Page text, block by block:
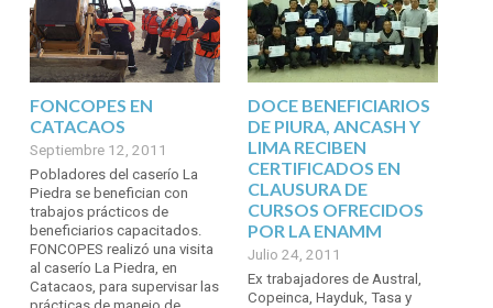
FONCOPES EN
CATACAOS
Septiembre 12, 2011
Pobladores del caserío La
Piedra se benefician con
trabajos prácticos de
beneficiarios capacitados.
FONCOPES realizó una visita
al caserío La Piedra, en
Catacaos, para supervisar las
DOCE BENEFICIARIOS
DE PIURA, ANCASH Y
LIMA RECIBEN
CERTIFICADOS EN
CLAUSURA DE
CURSOS OFRECIDOS
POR LA ENAMM
Julio 24, 2011
Ex trabajadores de Austral,
Copeinca, Hayduk, Tasa y